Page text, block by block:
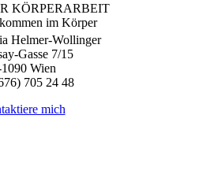
KÖRPERARBEIT
im Körper
Helmer-Wollinger
Gasse 7/15
Wien
705 24 48
mich